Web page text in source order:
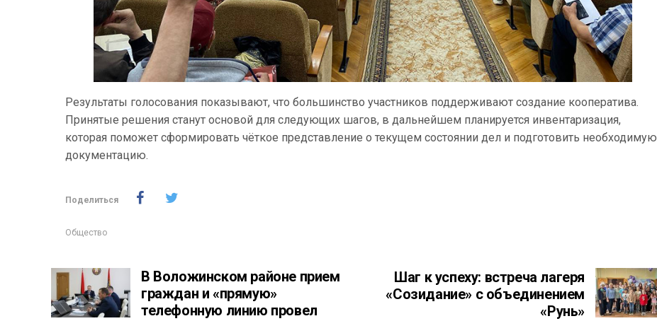
Результаты голосования показывают, что большинство участников поддерживают создание кооператива.
Принятые решения станут основой для следующих шагов, в дальнейшем планируется инвентаризация,
которая поможет сформировать чёткое представление о текущем состоянии дел и подготовить необходимую
документацию.
Поделиться
Общество
В Воложинском районе прием
граждан и «прямую»
телефонную линию провел
Шаг к успеху: встреча лагеря
«Созидание» с объединением
«Рунь»